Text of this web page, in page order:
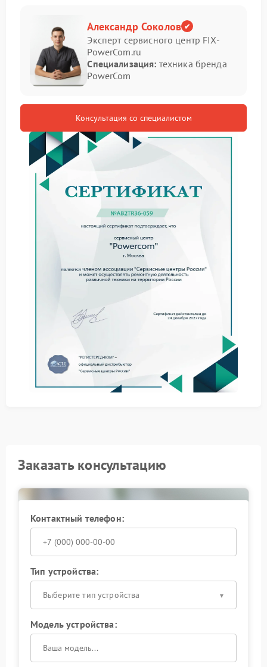
Признаки проблемы
Обратите внимание на следующие проявления —
они могут свидетельствовать о возникновении
неисправности:
легкий дымок, идущий из вентиляционных
отверстий;
потемнение или следы оплавления на корпусе
вблизи разъемов;
необычные звуки (треск, шипение) в сочетании с
запахом;
перегрев корпуса в отдельных зонах.
Что предпринять сразу
При появлении запаха гари немедленно отключите
ИБП Powercom от сети и отсоедините
продолжить использование устройства — это может
усугубить поломку и повысить риск возгорания. До
устройство полностью обесточено.
Профессиональный ремонт в
сервисном центре
Для устранения причины запаха обратитесь в
сервисный центр Powercom. Специалисты проведут
Безопасность превыше всего: не рискуйте, пытаясь
устранить неисправность самостоятельно. Доверьте
ремонт профессионалам — так вы защитите
Александр Соколов
Эксперт сервисного центр FIX-
PowerCom.ru
Специализация: техника бренда
PowerCom
Консультация со специалистом
Заказать консультацию
Контактный телефон:
Тип устройства:
Выберите тип устройства
Модель устройства: